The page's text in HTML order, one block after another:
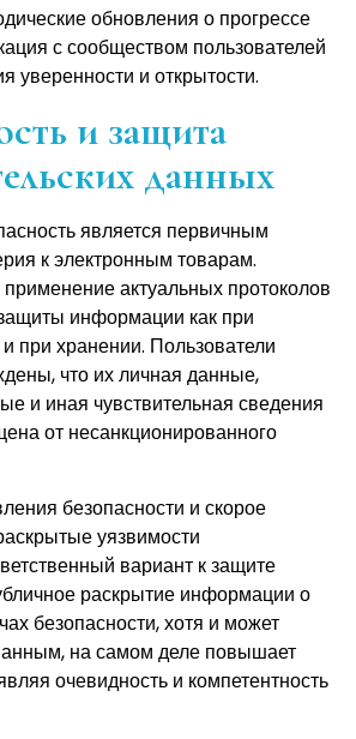
обновления о прогрессе
с сообществом пользователей
уверенности и открытости.
и защита
данных
является первичным
к электронным товарам.
актуальных протоколов
информации как при
при хранении. Пользователи
что их личная данные,
и иная чувствительная сведения
от несанкционированного
безопасности и скорое
уязвимости
вариант к защите
раскрытие информации о
безопасности, хотя и может
на самом деле повышает
очевидность и компетентность